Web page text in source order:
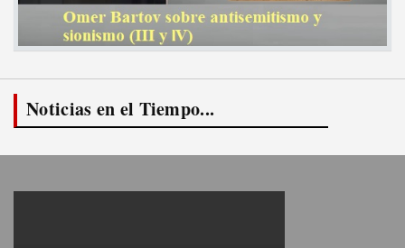
Noticias en el Tiempo...